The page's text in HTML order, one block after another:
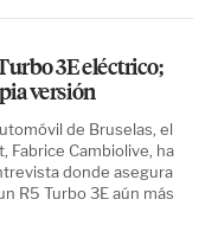
3E eléctrico;
versión
de Bruselas, el
Fabrice Cambiolive, ha
donde asegura
R5 Turbo 3E aún más